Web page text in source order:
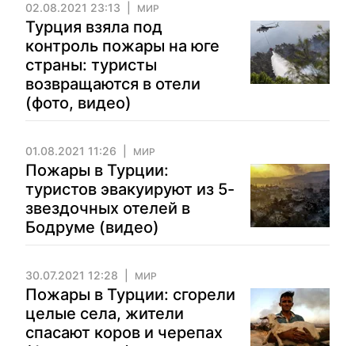
02.08.2021 23:13 МИР
Турция взяла под
контроль пожары на юге
страны: туристы
возвращаются в отели
(фото, видео)
01.08.2021 11:26 МИР
Пожары в Турции:
туристов эвакуируют из 5-
звездочных отелей в
Бодруме (видео)
30.07.2021 12:28 МИР
Пожары в Турции: сгорели
целые села, жители
спасают коров и черепах